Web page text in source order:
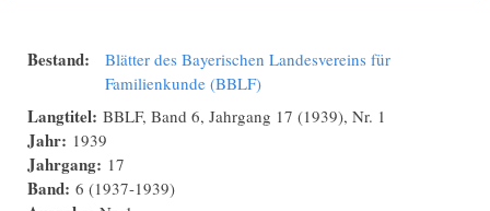
Bestand:
Blätter des Bayerischen Landesvereins für
Familienkunde (BBLF)
Langtitel: BBLF, Band 6, Jahrgang 17 (1939), Nr. 1
Jahr: 1939
Jahrgang: 17
Band: 6 (1937-1939)